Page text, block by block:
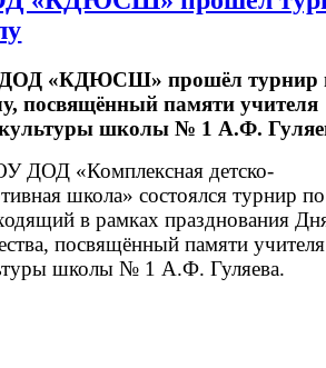
«КДЮСШ» прошёл турнир
посвящённый памяти учителя
культуры школы № 1 А.Ф.
ДОД «Комплексная детско-
школа» состоялся турнир по
в рамках празднования
посвящённый памяти учителя
школы № 1 А.Ф. Гуляева.